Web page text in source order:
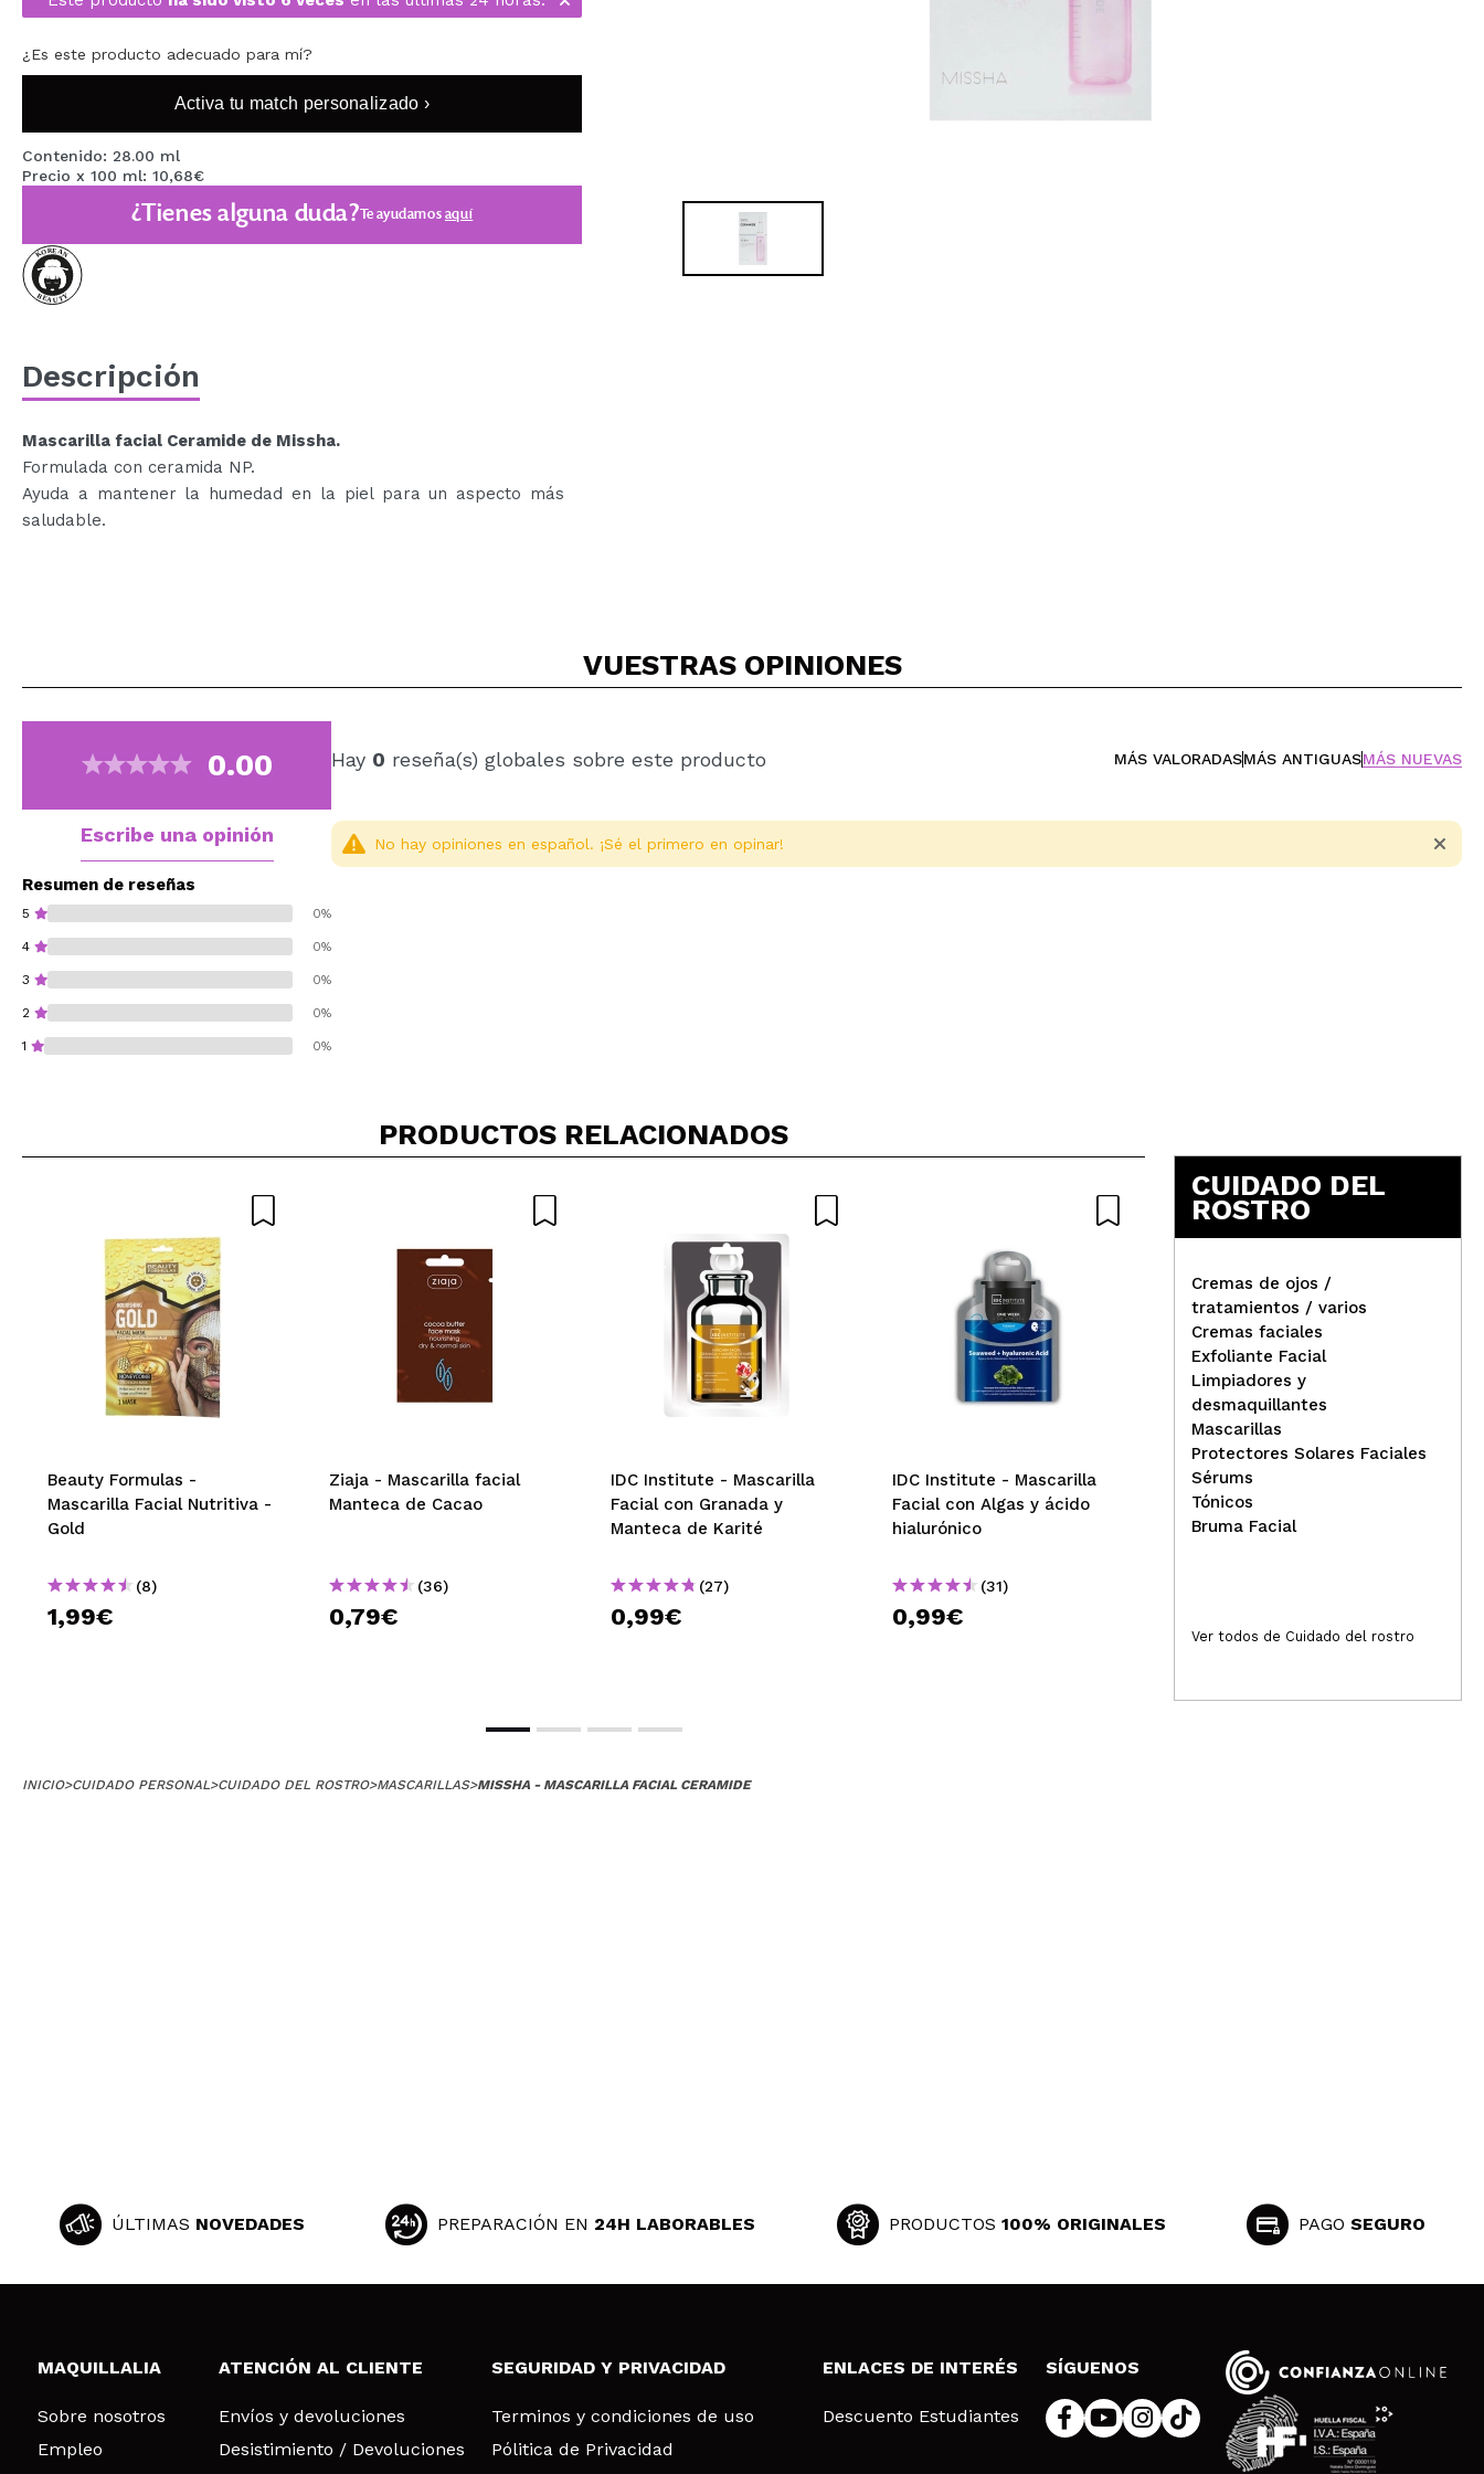
MAQUIFARMA
KOREA ZONE
TRAVEL SIZE
NATURE
OFERTAS
OUTLET
PRÓXIMAMENTE
BLOG
¿Es este producto adecuado para mí?
Activa tu match personalizado ›
Contenido: 28.00 ml
Precio x 100 ml: 10,68€
¿Tienes alguna duda?Te ayudamosaquí
Descripción
Mascarilla facial Ceramide de Missha.
Formulada con ceramida NP.
Ayuda a mantener la humedad en la piel para un aspecto más
saludable.
VUESTRAS OPINIONES
0.00
Escribe una opinión
Resumen de reseñas
5 0%
4 0%
3 0%
2 0%
1 0%
Hay 0 reseña(s) globales sobre este producto MÁS VALORADASMÁS ANTIGUASMÁS NUEVAS
No hay opiniones en español. ¡Sé el primero en opinar!
PRODUCTOS RELACIONADOS
Beauty Formulas -
Mascarilla Facial Nutritiva -
Gold
(8)
1,99€
Ziaja - Mascarilla facial
Manteca de Cacao
(36)
0,79€
IDC Institute - Mascarilla
Facial con Granada y
Manteca de Karité
(27)
0,99€
IDC Institute - Mascarilla
Facial con Algas y ácido
hialurónico
(31)
0,99€
IDC Institute - Mascarilla
Facial Ginseng + Colágeno
CUIDADO DEL
ROSTRO
Cremas de ojos /
tratamientos / varios
Cremas faciales
Exfoliante Facial
Limpiadores y
desmaquillantes
Mascarillas
Protectores Solares Faciales
Sérums
Tónicos
Bruma Facial
Ver todos de Cuidado del rostro
INICIO>CUIDADO PERSONAL >CUIDADO DEL ROSTRO>MASCARILLAS>MISSHA - MASCARILLA FACIAL CERAMIDE
ÚLTIMAS NOVEDADES PREPARACIÓN EN 24H LABORABLES PRODUCTOS 100% ORIGINALES PAGO SEGURO
MAQUILLALIA
Sobre nosotros
Empleo
ATENCIÓN AL CLIENTE
Envíos y devoluciones
Desistimiento / Devoluciones
SEGURIDAD Y PRIVACIDAD
Terminos y condiciones de uso
Pólitica de Privacidad
ENLACES DE INTERÉS
Descuento Estudiantes
SÍGUENOS